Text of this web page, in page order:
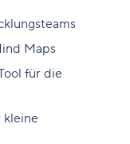
Maps
für die
kleine